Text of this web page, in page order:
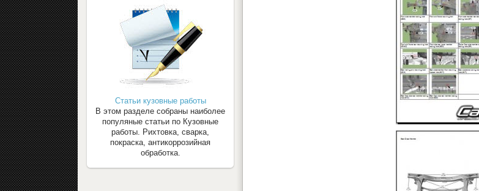
Статьи кузовные работы
В этом разделе собраны наиболее
популяные статьи по Кузовные
работы. Рихтовка, сварка,
покраска, антикоррозийная
обработка.